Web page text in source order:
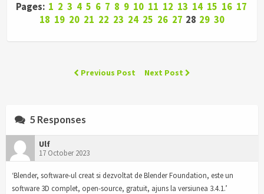
Pages: 1 2 3 4 5 6 7 8 9 10 11 12 13 14 15 16 17
18 19 20 21 22 23 24 25 26 27 28 29 30
Previous Post Next Post
5 Responses
Ulf
17 October 2023
‘Blender, software-ul creat si dezvoltat de Blender Foundation, este un
software 3D complet, open-source, gratuit, ajuns la versiunea 3.4.1.’